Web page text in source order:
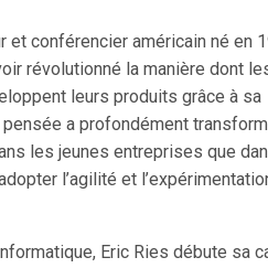
et conférencier américain né en
révolutionné la manière dont
leurs produits grâce à sa
pensée a profondément
les jeunes entreprises que
l’agilité et
Eric Ries débute sa